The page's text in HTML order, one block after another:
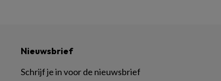
Nieuwsbrief
Schrijf je in voor de nieuwsbrief